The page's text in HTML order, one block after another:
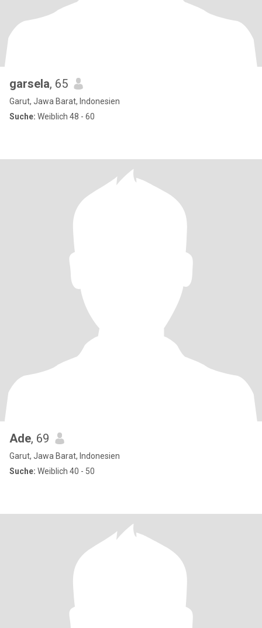
garsela, 65
Garut, Jawa Barat, Indonesien
Suche: Weiblich 48 - 60
Ade, 69
Garut, Jawa Barat, Indonesien
Suche: Weiblich 40 - 50